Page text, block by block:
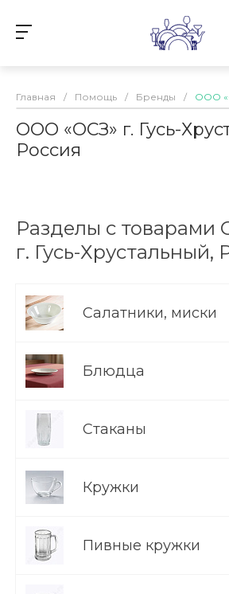
Главная / Помощь / Бренды / ООО
ООО «ОСЗ» г. Гусь-
Россия
Разделы с
г. Гусь-Хрустальный,
Салатники, миски
Блюдца
Стаканы
Кружки
Пивные кружки